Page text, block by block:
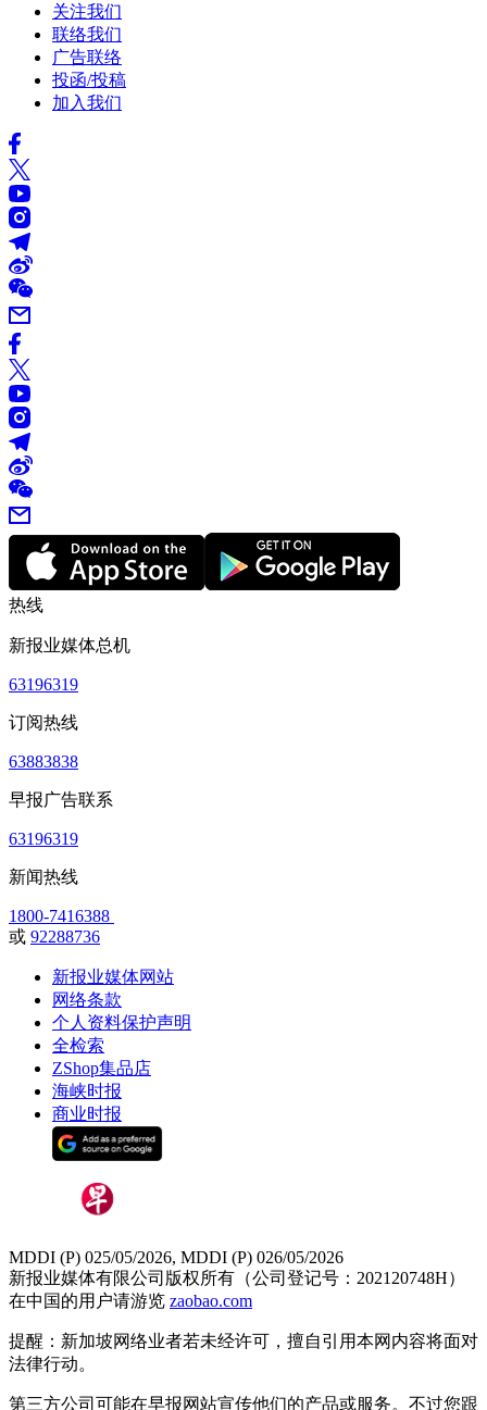
关注我们
联络我们
广告联络
投函/投稿
加入我们
热线
新报业媒体总机
63196319
订阅热线
63883838
早报广告联系
63196319
新闻热线
1800-7416388
或 92288736
新报业媒体网站
网络条款
个人资料保护声明
全检索
ZShop集品店
海峡时报
商业时报
MDDI (P) 025/05/2026, MDDI (P) 026/05/2026
新报业媒体有限公司版权所有（公司登记号：202120748H）
在中国的用户请游览 zaobao.com
提醒：新加坡网络业者若未经许可，擅自引用本网内容将面对
法律行动。
第三方公司可能在早报网站宣传他们的产品或服务。不过您跟